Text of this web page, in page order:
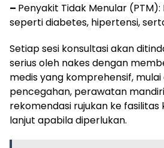
– Penyakit Tidak Menular
seperti diabetes, hipertensi,
Setiap sesi konsultasi akan
serius oleh nakes dengan
medis yang komprehensif,
pencegahan, perawatan
rekomendasi rujukan ke
lanjut apabila diperlukan.